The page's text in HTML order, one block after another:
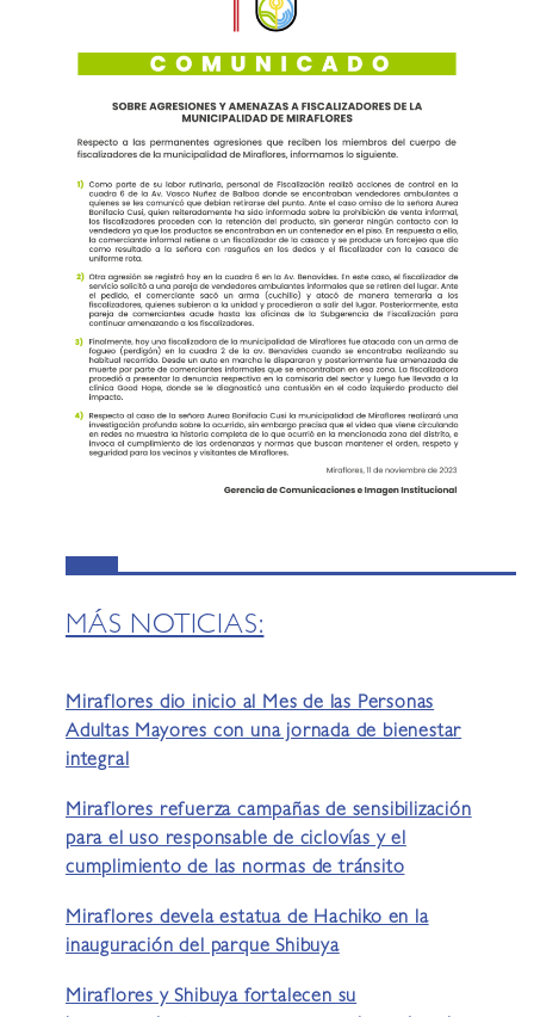
MÁS NOTICIAS:
Miraflores dio inicio al Mes de las Personas
Adultas Mayores con una jornada de bienestar
integral
Miraflores refuerza campañas de sensibilización
para el uso responsable de ciclovías y el
cumplimiento de las normas de tránsito
Miraflores devela estatua de Hachiko en la
inauguración del parque Shibuya
Miraflores y Shibuya fortalecen su